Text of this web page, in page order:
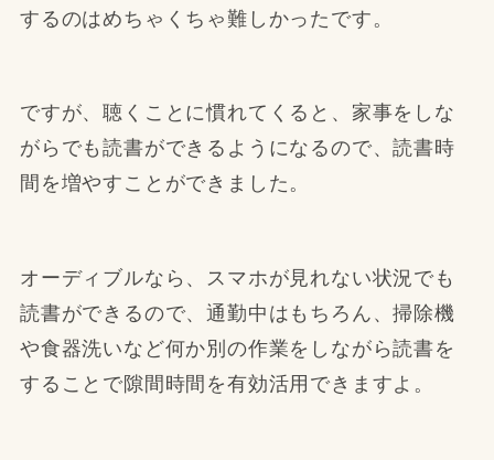
するのはめちゃくちゃ難しかったです。
ですが、聴くことに慣れてくると、家事をしな
がらでも読書ができるようになるので、読書時
間を増やすことができました。
オーディブルなら、スマホが見れない状況でも
読書ができるので、通勤中はもちろん、掃除機
や食器洗いなど何か別の作業をしながら読書を
することで隙間時間を有効活用できますよ。